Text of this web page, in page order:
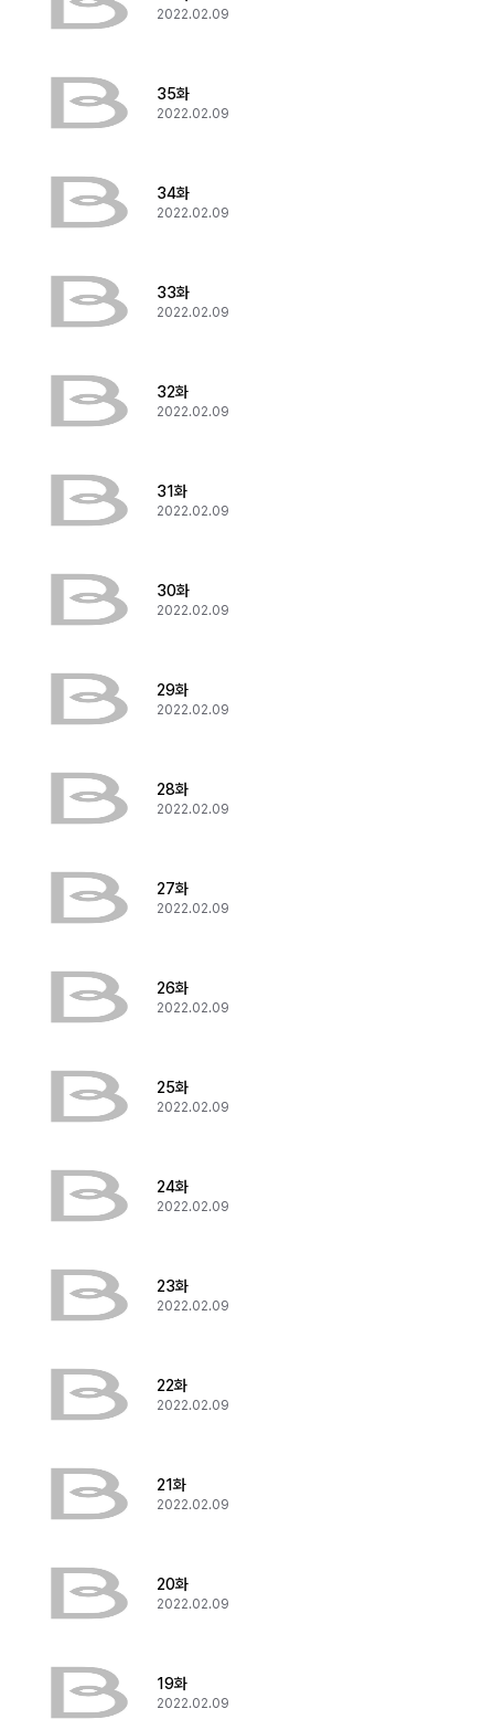
2022.02.09
35화
2022.02.09
34화
2022.02.09
33화
2022.02.09
32화
2022.02.09
31화
2022.02.09
30화
2022.02.09
29화
2022.02.09
28화
2022.02.09
27화
2022.02.09
26화
2022.02.09
25화
2022.02.09
24화
2022.02.09
23화
2022.02.09
22화
2022.02.09
21화
2022.02.09
20화
2022.02.09
19화
2022.02.09